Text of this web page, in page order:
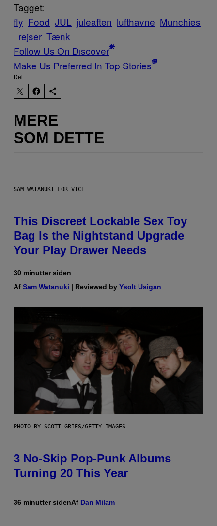
Tagget:
fly Food JUL juleaften lufthavne Munchies
rejser Tænk
Follow Us On Discover
Make Us Preferred In Top Stories
Del
MERE
SOM DETTE
SAM WATANUKI FOR VICE
This Discreet Lockable Sex Toy
Bag Is the Nightstand Upgrade
Your Play Drawer Needs
30 minutter siden
Af Sam Watanuki | Reviewed by Ysolt Usigan
PHOTO BY SCOTT GRIES/GETTY IMAGES
3 No-Skip Pop-Punk Albums
Turning 20 This Year
36 minutter sidenAf Dan Milam